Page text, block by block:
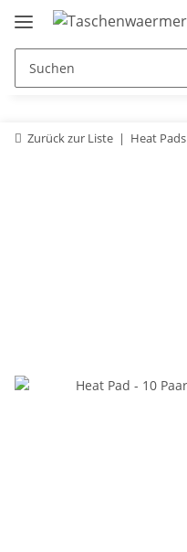
Zurück zur Liste Heat Pads